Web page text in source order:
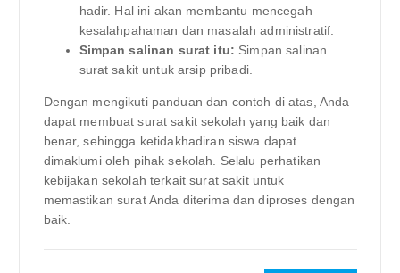
hadir. Hal ini akan membantu mencegah
kesalahpahaman dan masalah administratif.
Simpan salinan surat itu: Simpan salinan
surat sakit untuk arsip pribadi.
Dengan mengikuti panduan dan contoh di atas, Anda
dapat membuat surat sakit sekolah yang baik dan
benar, sehingga ketidakhadiran siswa dapat
dimaklumi oleh pihak sekolah. Selalu perhatikan
kebijakan sekolah terkait surat sakit untuk
memastikan surat Anda diterima dan diproses dengan
baik.